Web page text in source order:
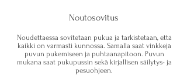
Noutosovitus
Noudettaessa sovitetaan pukua ja tarkistetaan, että
kaikki on varmasti kunnossa. Samalla saat vinkkejä
puvun pukemiseen ja puhtaanapitoon. Puvun
mukana saat pukupussin sekä kirjallisen säilytys- ja
pesuohjeen.